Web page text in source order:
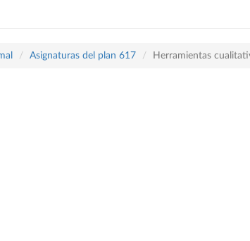
Asignaturas del plan 617 Herramientas